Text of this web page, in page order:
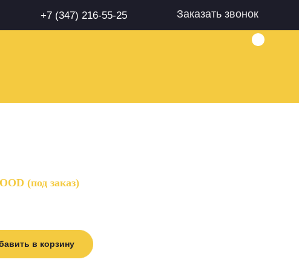
Заказать звонок
+7 (347) 216-55-25
(под заказ)
в корзину